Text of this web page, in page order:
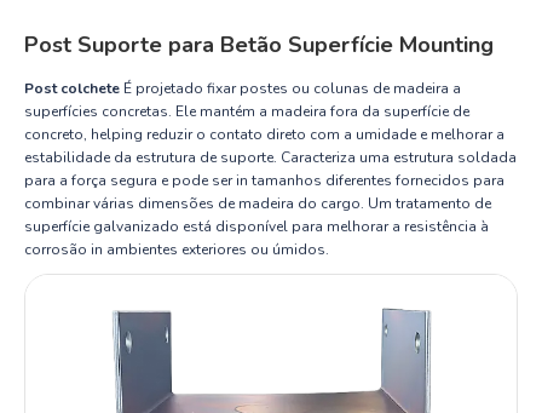
Post Suporte para Betão Superfície Mounting
Post colchete É projetado fixar postes ou colunas de madeira a
superfícies concretas. Ele mantém a madeira fora da superfície de
concreto, helping reduzir o contato direto com a umidade e melhorar a
estabilidade da estrutura de suporte. Caracteriza uma estrutura soldada
para a força segura e pode ser in tamanhos diferentes fornecidos para
combinar várias dimensões de madeira do cargo. Um tratamento de
superfície galvanizado está disponível para melhorar a resistência à
corrosão in ambientes exteriores ou úmidos.